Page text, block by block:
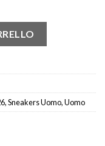
quantità
,Sneakers Uomo,Uomo